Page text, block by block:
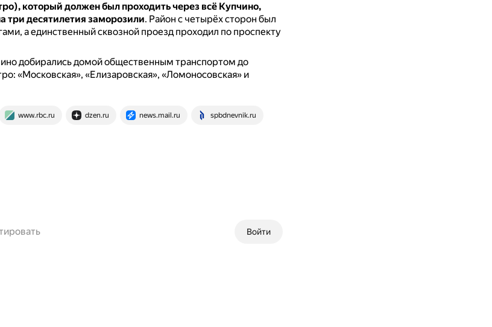
который должен был проходить через всё Купчино,
три десятилетия заморозили. Район с четырёх сторон был
а единственный сквозной проезд проходил по проспекту
добирались домой общественным транспортом до
«Московская», «Елизаровская», «Ломоносовская» и
www.rbc.ru dzen.ru news.mail.ru spbdnevnik.ru
Войти